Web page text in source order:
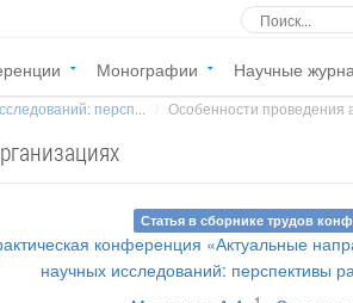
Монографии Научные
персп... Особенности проведения
Статья в сборнике трудов
конференция «Актуальные
научных исследований: перспективы